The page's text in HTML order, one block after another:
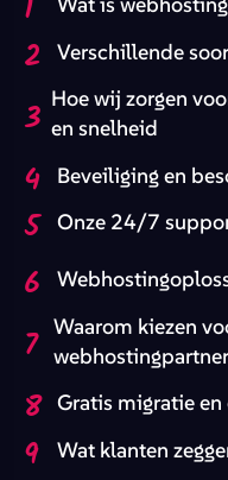
1
2 Verschillende
3 Hoe wij zorgen
en snelheid
4 Beveiliging en
5 Onze 24/7
6
7 Waarom kiezen
webhostingpartner
8 Gratis migratie
9 Wat klanten